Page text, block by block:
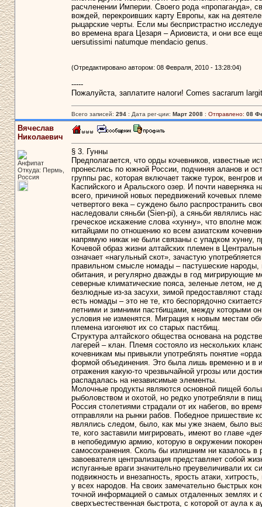
расчленении Империи. Своего рода «пропаганда»,
вождей, перекроивших карту Европы, как на
рыцарские черты. Если мы беспристрастно
во времена врага Цезаря – Ариовиста, и они все
uersutissimi natumque mendacio genus.
(Отредактировано автором: 08 Февраля, 2010 - 13:28:04)
-----
Пожалуйста, заплатите налоги! Сomes sacrarum
Всего записей: 294: Дата рег-ции: Март 2008: Отправлено: 08
Вячеслав
Николаевич
Анфипат
Откуда: Пермь,
Россия
§ 3. Гунны
Предполагается, что орды кочевников, известные
пронеслись по южной России, подчиняя аланов и
группы рас, которая включает также турок,
Каспийского и Аральского озер. И почти наверняка
всего, причиной новых передвижений кочевых
четвертого века – суждено было распространить
наследовали сяньби (Sien-pi), а сяньби являлись
греческое искажение слова «хунну», что вполне
китайцами по отношению ко всем азиатским
напрямую никак не были связаны с упадком
Кочевой образ жизни алтайских племен в
означает «нагульный скот», зачастую
правильном смысле номады – пастушеские
обитания, и регулярно дважды в год мигрирующие
северные климатические пояса, зеленые летом, не
безлюдные из-за засухи, зимой предоставляют
есть номады – это не те, кто беспорядочно
летними и зимними пастбищами, между которыми
условия не изменятся. Миграция к новым местам
племена изгоняют их со старых пастбищ.
Структура алтайского общества основана на
лагерей – клан. Племя состояло из нескольких
кочевникам мы привыкли употреблять понятие
формой объединения. Это была лишь временно и в
отражения какую-то чрезвычайной угрозы или
распадалась на независимые элементы.
Молочные продукты являются основной пищей
рыболовством и охотой, но редко употребляли в
Россия столетиями страдали от их набегов, во
отправляли на рынки рабов. Победное пришествие
являлись следом, было, как мы уже знаем, было
те, кого заставили мигрировать, имеют во главе
в непобедимую армию, которую в окружении
самосохранения. Сколь бы излишним ни казалось в
завоевателя централизация представляет собой
испуганные враги значительно преувеличивали их
подвижность и внезапность, ярость атаки,
у всех народов. На своих замечательно быстрых
точной информацией о самых отдаленных землях
сверхъестественная быстрота, с которой от аула